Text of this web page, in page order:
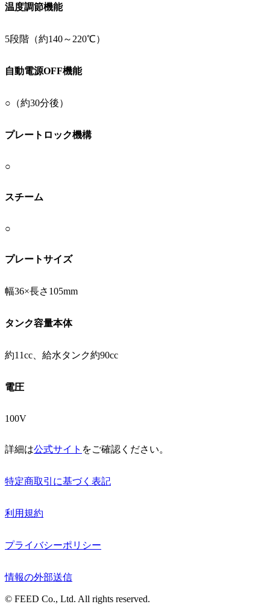
温度調節機能
5段階（約140～220℃）
自動電源OFF機能
○（約30分後）
プレートロック機構
○
スチーム
○
プレートサイズ
幅36×長さ105mm
タンク容量本体
約11cc、給水タンク約90cc
電圧
100V
詳細は公式サイト をご確認ください。
特定商取引に基づく表記
利用規約
プライバシーポリシー
情報の外部送信
© FEED Co., Ltd. All rights reserved.